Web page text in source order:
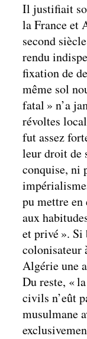
Il justifiait
la France et
second
rendu
fixation de
même sol
fatal » n’a
révoltes
fut assez
leur droit de
conquise, ni
pu mettre
aux
et privé ». Si
colonisateur
Algérie une
Du reste, «
civils n’eût
musulmane